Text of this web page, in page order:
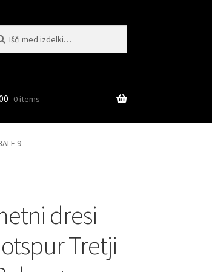
0 items
9
dresi
Tretji